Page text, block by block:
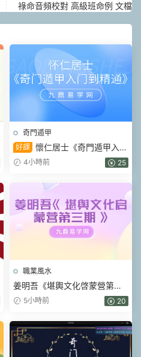
祿命音頻校對 高級班命例 文檔
奇門遁甲
好課 懷仁居士《奇門遁甲入門
到精通》教學視頻32集
4小時前 25
職業風水
姜明吾《堪輿文化啓蒙營第三
期》17集視頻
5小時前 20